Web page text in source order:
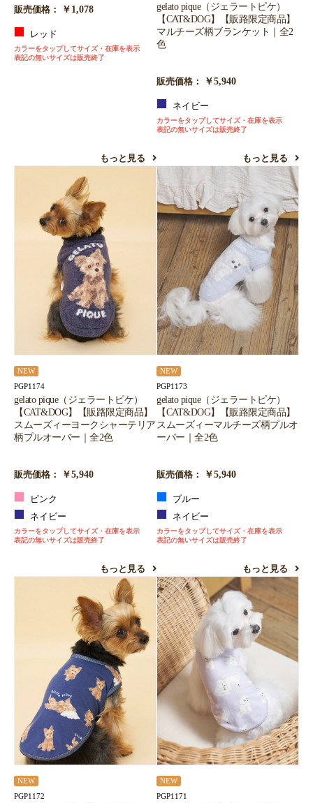
販売価格： ￥1,078
レッド
カラーをタップしてサイズ・在庫を表示
表記の無いサイズは販売終了
もっと見る
gelato pique（ジェラートピケ）
【CAT&DOG】【販路限定商品】
マルチーズ柄ブランケット｜全2
色
販売価格： ￥5,940
ネイビー
カラーをタップしてサイズ・在庫を表示
表記の無いサイズは販売終了
もっと見る
NEW
PGP1174
gelato pique（ジェラートピケ）
【CAT&DOG】【販路限定商品】
スムーズィーヨークシャーテリア
柄プルオーバー｜全2色
販売価格： ￥5,940
ピンク
ネイビー
カラーをタップしてサイズ・在庫を表示
表記の無いサイズは販売終了
もっと見る
NEW
PGP1173
gelato pique（ジェラートピケ）
【CAT&DOG】【販路限定商品】
スムーズィーマルチーズ柄プルオ
ーバー｜全2色
販売価格： ￥5,940
ブルー
ネイビー
カラーをタップしてサイズ・在庫を表示
表記の無いサイズは販売終了
もっと見る
NEW
PGP1172
NEW
PGP1171